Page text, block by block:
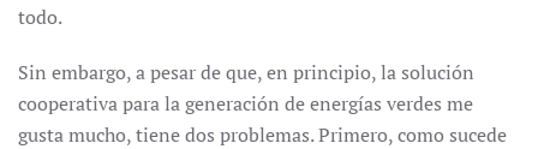
todo.
Sin embargo, a pesar de que, en principio, la solución
cooperativa para la generación de energías verdes me
gusta mucho, tiene dos problemas. Primero, como sucede